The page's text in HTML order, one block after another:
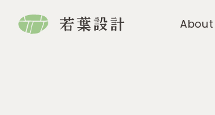
About